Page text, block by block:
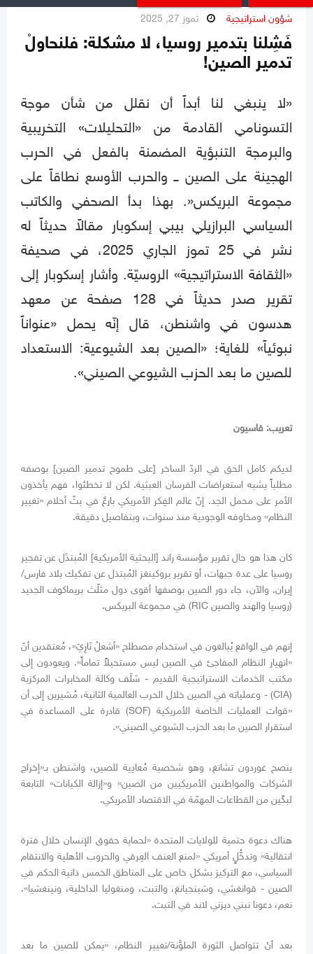
شؤون استراتيجية تموز 27, 2025
فَشِلنا بتدمير روسيا، لا مشكلة: فلنحاولْ
تدمير الصين!
«لا ينبغي لنا أبداً أن نقلل من شأن موجة
التسونامي القادمة من «التحليلات» التخريبية
والبرمجة التنبؤية المضمنة بالفعل في الحرب
الهجينة على الصين ــ والحرب الأوسع نطاقاً على
مجموعة البريكس«. بهذا بدأ الصحفي والكاتب
السياسي البرازيلي بيبي إسكوبار مقالاً حديثاً له
نشر في 25 تموز الجاري 2025، في صحيفة
«الثقافة الاستراتيجية» الروسيّة. وأشار إسكوبار إلى
تقرير صدر حديثاً في 128 صفحة عن معهد
هدسون في واشنطن، قال إنّه يحمل «عنواناً
نبوئياً» للغاية؛ «الصين بعد الشيوعية: الاستعداد
للصين ما بعد الحزب الشيوعي الصيني».
تعريب: قاسيون
لديكم كامل الحق في الردّ الساخر [على طموح تدمير الصين] بوصفه
مطلباً يشبه استعراضات الفرسان العبثية. لكن لا تخطئوا، فهم يأخذون
الأمر على محمل الجد. إنّ عالم الفِكر الأمريكي بارعٌ في بثّ أحلام «تغيير
النظام» ومخاوفه الوجودية منذ سنوات، وبتفاصيل دقيقة.
كان هذا هو حال تقرير مؤسسة راند [البحثية الأمريكية] المُبتذَل عن تفجير
روسيا على عدة جبهات، أو تقرير بروكينغز المُبتذل عن تفكيك بلاد فارس/
إيران. والآن، جاء دور الصين بوصفها أقوى دول مثلّث بريماكوف الجديد
(روسيا والهند والصين RIC) في مجموعة البريكس.
إنهم في الواقع يُبالغون في استخدام مصطلح «أشعلْ نَارِيَ»، مُعتقدين أنّ
«انهيار النظام المفاجئ في الصين ليس مستحيلاً تماماً». ويعودون إلى
مكتب الخدمات الاستراتيجية القديم - سَلَف وكالة المخابرات المركزية
(CIA) - وعملياته في الصين خلال الحرب العالمية الثانية، مُشيرين إلى أن
«قوات العمليات الخاصة الأمريكية (SOF) قادرة على المساعدة في
استقرار الصين ما بعد الحزب الشيوعي الصيني».
ينصح غوردون تشانغ، وهو شخصية مُعادِية للصين، واشنطن بـ«إخراج
الشركات والمواطنين الأمريكيين من الصين» و«إزالة الكيانات» التابعة
لبكّين من القطاعات المهمّة في الاقتصاد الأمريكي.
هناك دعوة حتمية للولايات المتحدة «لحماية حقوق الإنسان خلال فترة
انتقالية» وتدخُّلٍ أمريكي «لمنع العنف العِرقي والحروب الأهلية والانتقام
السياسي، مع التركيز بشكل خاص على المناطق الخمس ذاتية الحكم في
الصين - قوانغشي، وشينجيانغ، والتبت، ومنغوليا الداخلية، ونينغشيا».
نعم، دعونا نبني ديزني لاند في التبت.
بعد أنْ تتواصل الثورة الملوَّنة/تغيير النظام، «يمكن للصين ما بعد